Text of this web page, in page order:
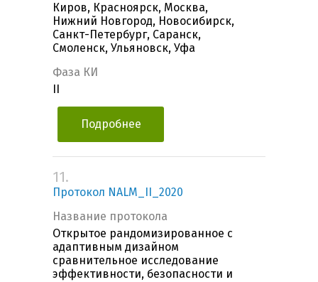
Киров, Красноярск, Москва,
Нижний Новгород, Новосибирск,
Санкт-Петербург, Саранск,
Смоленск, Ульяновск, Уфа
Фаза КИ
Подробнее
11.
Протокол NALM_II_2020
Название протокола
Открытое рандомизированное с
адаптивным дизайном
сравнительное исследование
эффективности, безопасности и